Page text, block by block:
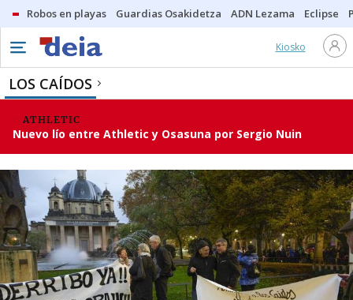
Robos en playas Guardias Osakidetza ADN Lezama Eclipse
Kiosko
LOS CAÍDOS
ATHLETIC
Nuevo lío entre Athletic y Osasuna por Sergio Nuin